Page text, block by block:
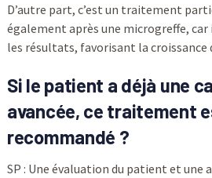
D’autre part, c’est un traitement
également après une microgreffe,
les résultats, favorisant la croissance
Si le patient a déjà une
avancée, ce traitement
recommandé ?
SP : Une évaluation du patient et une